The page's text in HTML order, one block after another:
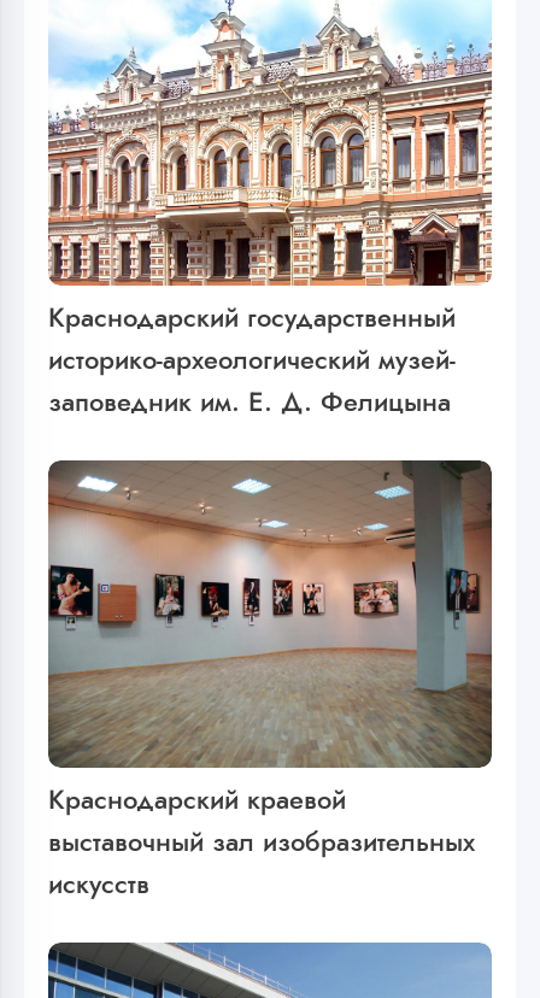
Краснодарский государственный
историко-археологический музей-
заповедник им. Е. Д. Фелицына
Краснодарский краевой
выставочный зал изобразительных
искусств